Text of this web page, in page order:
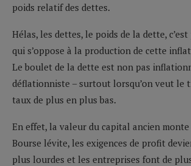
poids relatif des dettes.
Hélas, les dettes, le poids de la dette,
qui s’oppose à la production de cette
Le boulet de la dette est non pas
déflationniste – surtout lorsqu’on veut le
taux de plus en plus bas.
En effet, la valeur du capital ancien monte
Bourse lévite, les exigences de profit
plus lourdes et les entreprises font de